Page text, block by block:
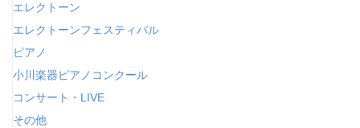
エレクトーン
エレクトーンフェスティバル
ピアノ
小川楽器ピアノコンクール
コンサート・LIVE
その他